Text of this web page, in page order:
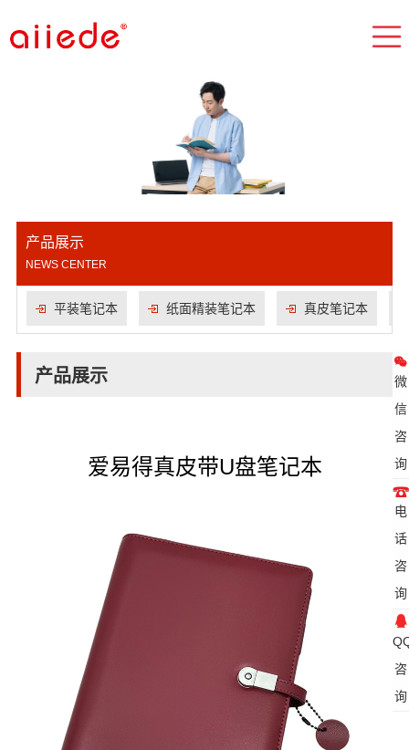
微
信
咨
询
电
话
咨
询
咨
询
产品展示
NEWS CENTER
平装笔记本 纸面精装笔记本 真皮笔记本
产品展示
爱易得真皮带U盘笔记本